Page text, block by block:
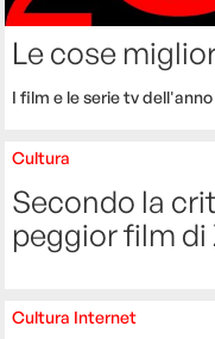
Le cose
I film e le serie tv
Cultura
Secondo la
peggior film di
Cultura Internet